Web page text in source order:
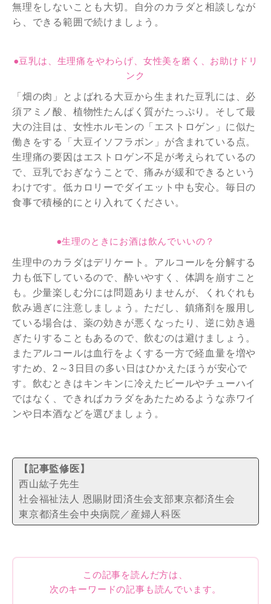
無理をしないことも大切。自分のカラダと相談しなが
ら、できる範囲で続けましょう。
●豆乳は、生理痛をやわらげ、女性美を磨く、お助けドリ
ンク
「畑の肉」とよばれる大豆から生まれた豆乳には、必
須アミノ酸、植物性たんぱく質がたっぷり。そして最
大の注目は、女性ホルモンの「エストロゲン」に似た
働きをする「大豆イソフラボン」が含まれている点。
生理痛の要因はエストロゲン不足が考えられているの
で、豆乳でおぎなうことで、痛みが緩和できるという
わけです。低カロリーでダイエット中も安心。毎日の
食事で積極的にとり入れてください。
●生理のときにお酒は飲んでいいの？
生理中のカラダはデリケート。アルコールを分解する
力も低下しているので、酔いやすく、体調を崩すこと
も。少量楽しむ分には問題ありませんが、くれぐれも
飲み過ぎに注意しましょう。ただし、鎮痛剤を服用し
ている場合は、薬の効きが悪くなったり、逆に効き過
ぎたりすることもあるので、飲むのは避けましょう。
またアルコールは血行をよくする一方で経血量を増や
すため、2～3日目の多い日はひかえたほうが安心で
す。飲むときはキンキンに冷えたビールやチューハイ
ではなく、できればカラダをあたためるような赤ワイ
ンや日本酒などを選びましょう。
【記事監修医】
西山紘子先生
社会福祉法人 恩賜財団済生会支部東京都済生会
東京都済生会中央病院／産婦人科医
この記事を読んだ方は、
次のキーワードの記事も読んでいます。